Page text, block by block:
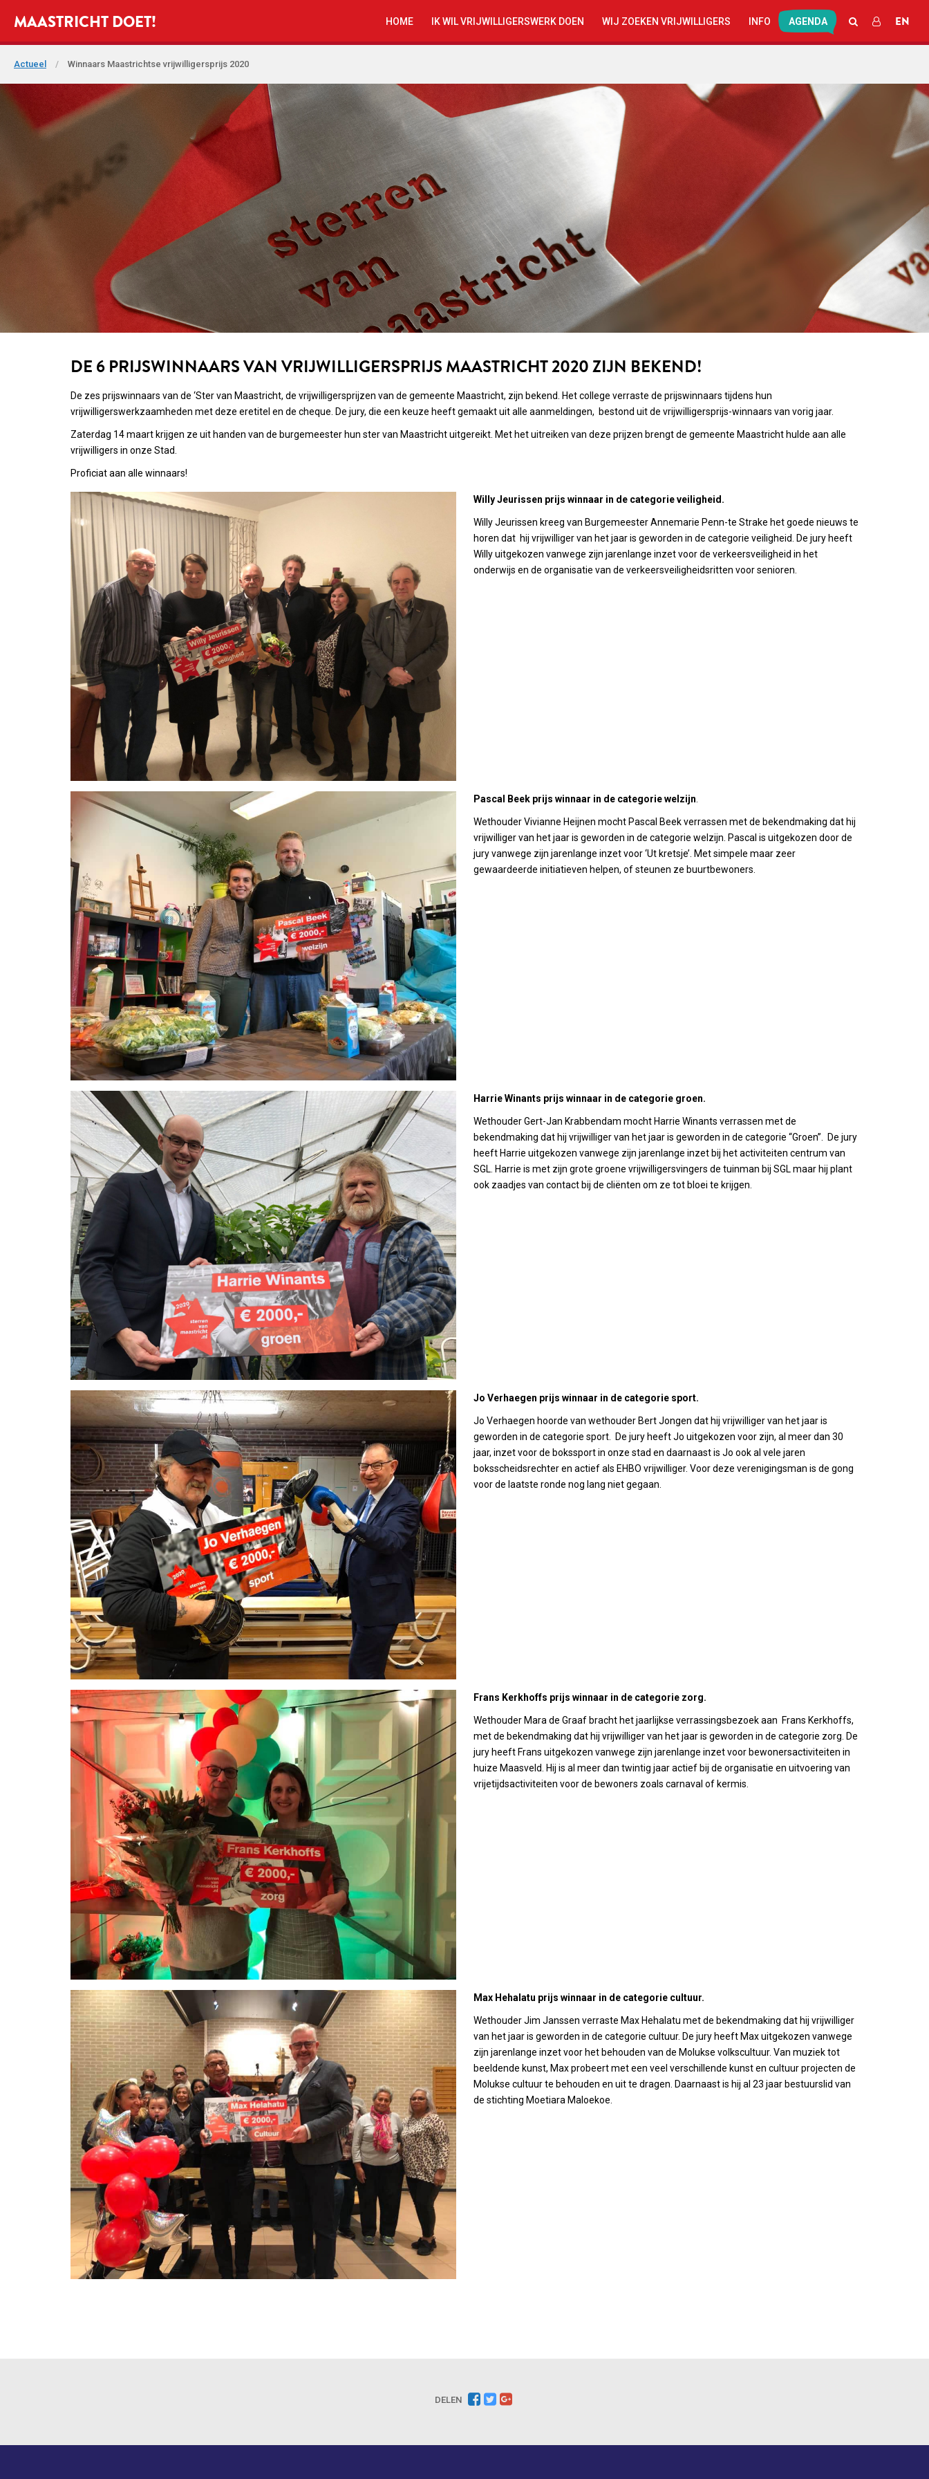
MAASTRICHT DOET! ZOEKENINLOGGEN
EN
HOME IK WIL VRIJWILLIGERSWERK DOEN WIJ ZOEKEN VRIJWILLIGERS INFO AGENDA
Actueel / Winnaars Maastrichtse vrijwilligersprijs 2020
DE 6 PRIJSWINNAARS VAN VRIJWILLIGERSPRIJS MAASTRICHT 2020 ZIJN BEKEND!
De zes prijswinnaars van de ‘Ster van Maastricht, de vrijwilligersprijzen van de gemeente Maastricht, zijn bekend. Het college verraste de prijswinnaars tijdens hun
vrijwilligerswerkzaamheden met deze eretitel en de cheque. De jury, die een keuze heeft gemaakt uit alle aanmeldingen, bestond uit de vrijwilligersprijs-winnaars van vorig jaar.
Zaterdag 14 maart krijgen ze uit handen van de burgemeester hun ster van Maastricht uitgereikt. Met het uitreiken van deze prijzen brengt de gemeente Maastricht hulde aan alle
vrijwilligers in onze Stad.
Proficiat aan alle winnaars!
Willy Jeurissen prijs winnaar in de categorie veiligheid.
Willy Jeurissen kreeg van Burgemeester Annemarie Penn-te Strake het goede nieuws te
horen dat hij vrijwilliger van het jaar is geworden in de categorie veiligheid. De jury heeft
Willy uitgekozen vanwege zijn jarenlange inzet voor de verkeersveiligheid in het
onderwijs en de organisatie van de verkeersveiligheidsritten voor senioren.
Pascal Beek prijs winnaar in de categorie welzijn
Wethouder Vivianne Heijnen mocht Pascal Beek verrassen met de bekendmaking dat hij
vrijwilliger van het jaar is geworden in de categorie welzijn. Pascal is uitgekozen door de
jury vanwege zijn jarenlange inzet voor ‘Ut kretsje’. Met simpele maar zeer
gewaardeerde initiatieven helpen, of steunen ze buurtbewoners.
Harrie Winants prijs winnaar in de categorie groen.
Wethouder Gert-Jan Krabbendam mocht Harrie Winants verrassen met de
bekendmaking dat hij vrijwilliger van het jaar is geworden in de categorie “Groen”. De jury
heeft Harrie uitgekozen vanwege zijn jarenlange inzet bij het activiteiten centrum van
SGL. Harrie is met zijn grote groene vrijwilligersvingers de tuinman bij SGL maar hij plant
ook zaadjes van contact bij de cliënten om ze tot bloei te krijgen.
Jo Verhaegen prijs winnaar in de categorie sport.
Jo Verhaegen hoorde van wethouder Bert Jongen dat hij vrijwilliger van het jaar is
geworden in de categorie sport. De jury heeft Jo uitgekozen voor zijn, al meer dan 30
jaar, inzet voor de bokssport in onze stad en daarnaast is Jo ook al vele jaren
boksscheidsrechter en actief als EHBO vrijwilliger. Voor deze verenigingsman is de gong
voor de laatste ronde nog lang niet gegaan.
Frans Kerkhoffs prijs winnaar in de categorie zorg.
Wethouder Mara de Graaf bracht het jaarlijkse verrassingsbezoek aan Frans Kerkhoffs,
met de bekendmaking dat hij vrijwilliger van het jaar is geworden in de categorie zorg. De
jury heeft Frans uitgekozen vanwege zijn jarenlange inzet voor bewonersactiviteiten in
huize Maasveld. Hij is al meer dan twintig jaar actief bij de organisatie en uitvoering van
vrijetijdsactiviteiten voor de bewoners zoals carnaval of kermis.
Max Hehalatu prijs winnaar in de categorie cultuur.
Wethouder Jim Janssen verraste Max Hehalatu met de bekendmaking dat hij vrijwilliger
van het jaar is geworden in de categorie cultuur. De jury heeft Max uitgekozen vanwege
zijn jarenlange inzet voor het behouden van de Molukse volkscultuur. Van muziek tot
beeldende kunst, Max probeert met een veel verschillende kunst en cultuur projecten de
Molukse cultuur te behouden en uit te dragen. Daarnaast is hij al 23 jaar bestuurslid van
de stichting Moetiara Maloekoe.
DELEN